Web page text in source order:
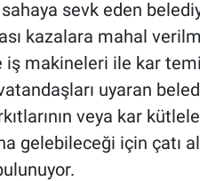
sevk eden
kazalara mahal
makineleri ile kar
uyaran
veya kar
gelebileceği için çatı